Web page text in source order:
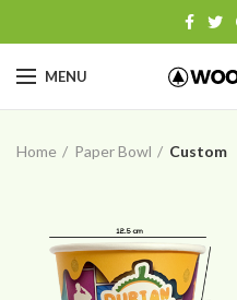
MENU
Home Paper Bowl Custom